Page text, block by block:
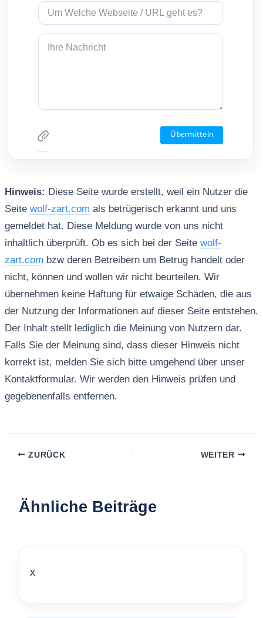
Hinweis: Diese Seite wurde erstellt, weil ein Nutzer die
Seite wolf-zart.com als betrügerisch erkannt und uns
gemeldet hat. Diese Meldung wurde von uns nicht
inhaltlich überprüft. Ob es sich bei der Seite wolf-
zart.com bzw deren Betreibern um Betrug handelt oder
nicht, können und wollen wir nicht beurteilen. Wir
übernehmen keine Haftung für etwaige Schäden, die aus
der Nutzung der Informationen auf dieser Seite entstehen.
Der Inhalt stellt lediglich die Meinung von Nutzern dar.
Falls Sie der Meinung sind, dass dieser Hinweis nicht
korrekt ist, melden Sie sich bitte umgehend über unser
Kontaktformular. Wir werden den Hinweis prüfen und
gegebenenfalls entfernen.
ZURÜCK WEITER
Ähnliche Beiträge
x